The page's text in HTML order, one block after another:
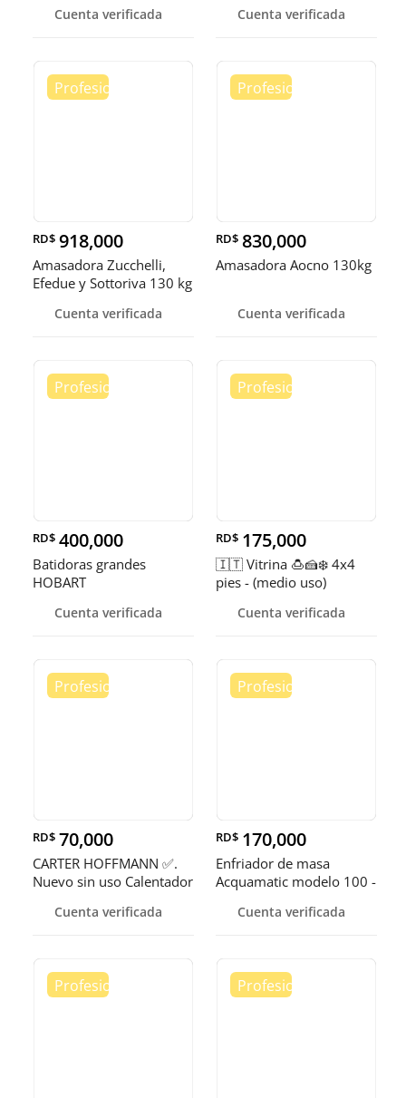
Cuenta verificada Cuenta verificada
RD$ 918,000
Amasadora Zucchelli,
Efedue y Sottoriva 130 kg
Cuenta verificada
RD$ 830,000
Amasadora Aocno 130kg
Cuenta verificada
RD$ 400,000
Batidoras grandes
HOBART
Cuenta verificada
RD$ 175,000
🇮🇹 Vitrina 🍮🍰❄️ 4x4
pies - (medio uso)
Cuenta verificada
RD$ 70,000
CARTER HOFFMANN ✅.
Nuevo sin uso Calentador
Cuenta verificada
RD$ 170,000
Enfriador de masa
Acquamatic modelo 100 -
Cuenta verificada